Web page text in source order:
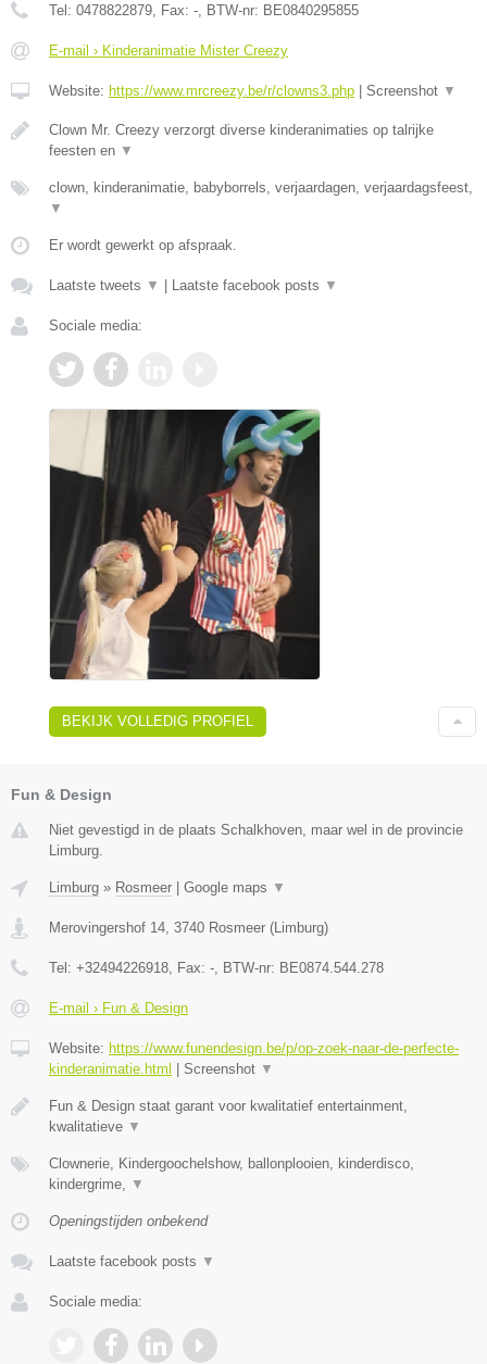
Tel: 0478822879, Fax: -, BTW-nr: BE0840295855
E-mail › Kinderanimatie Mister Creezy
Website: https://www.mrcreezy.be/r/clowns3.php Screenshot ▼
Clown Mr. Creezy verzorgt diverse kinderanimaties op talrijke
feesten en ▼
clown, kinderanimatie, babyborrels, verjaardagen, verjaardagsfeest,
▼
Er wordt gewerkt op afspraak.
Laatste tweets ▼ Laatste facebook posts ▼
Sociale media:
BEKIJK VOLLEDIG PROFIEL
Fun & Design
Niet gevestigd in de plaats Schalkhoven, maar wel in de provincie
Limburg.
Limburg » Rosmeer Google maps ▼
Merovingershof 14, 3740 Rosmeer (Limburg)
Tel: +32494226918, Fax: -, BTW-nr: BE0874.544.278
E-mail › Fun & Design
Website: https://www.funendesign.be/p/op-zoek-naar-de-perfecte-
kinderanimatie.html
Screenshot ▼
Fun & Design staat garant voor kwalitatief entertainment,
kwalitatieve ▼
Clownerie, Kindergoochelshow, ballonplooien, kinderdisco,
kindergrime, ▼
Openingstijden onbekend
Laatste facebook posts ▼
Sociale media: